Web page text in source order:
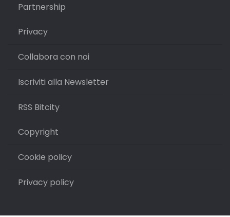
Partnership
Privacy
Collabora con noi
Iscriviti alla Newsletter
RSS Bitcity
Copyright
Cookie policy
Privacy policy